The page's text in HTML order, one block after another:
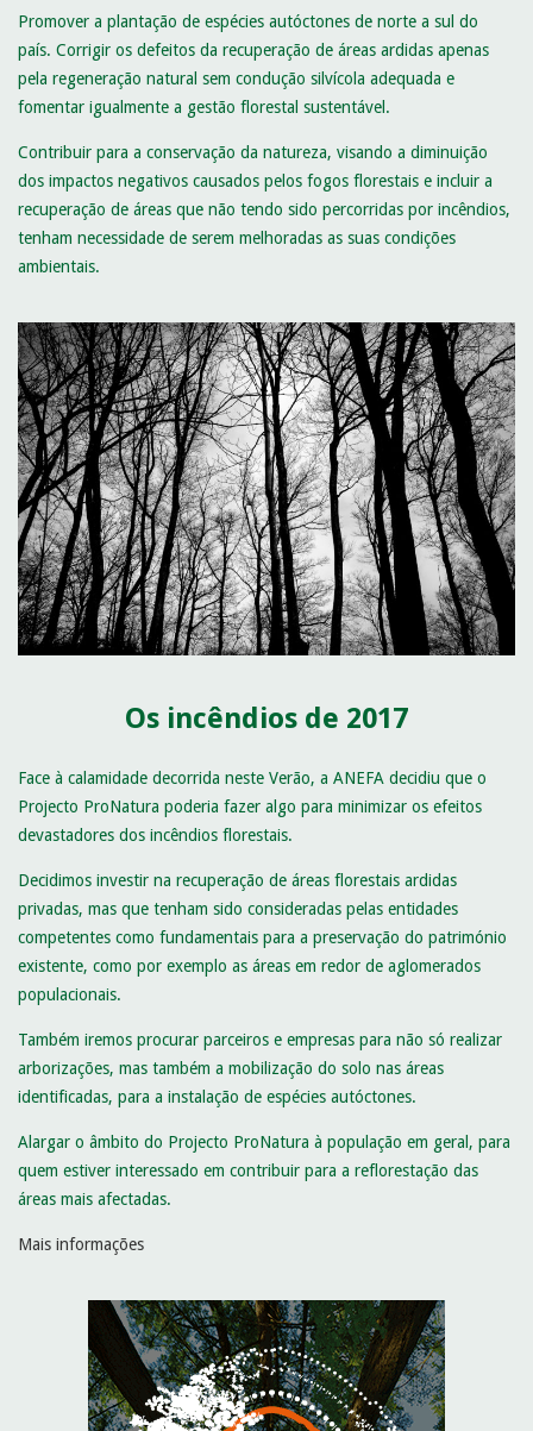
Promover a plantação de espécies autóctones de norte a sul do
país. Corrigir os defeitos da recuperação de áreas ardidas apenas
pela regeneração natural sem condução silvícola adequada e
fomentar igualmente a gestão florestal sustentável.
Contribuir para a conservação da natureza, visando a diminuição
dos impactos negativos causados pelos fogos florestais e incluir a
recuperação de áreas que não tendo sido percorridas por incêndios,
tenham necessidade de serem melhoradas as suas condições
ambientais.
Os incêndios de 2017
Face à calamidade decorrida neste Verão, a ANEFA decidiu que o
Projecto ProNatura poderia fazer algo para minimizar os efeitos
devastadores dos incêndios florestais.
Decidimos investir na recuperação de áreas florestais ardidas
privadas, mas que tenham sido consideradas pelas entidades
competentes como fundamentais para a preservação do património
existente, como por exemplo as áreas em redor de aglomerados
populacionais.
Também iremos procurar parceiros e empresas para não só realizar
arborizações, mas também a mobilização do solo nas áreas
identificadas, para a instalação de espécies autóctones.
Alargar o âmbito do Projecto ProNatura à população em geral, para
quem estiver interessado em contribuir para a reflorestação das
áreas mais afectadas.
Mais informações